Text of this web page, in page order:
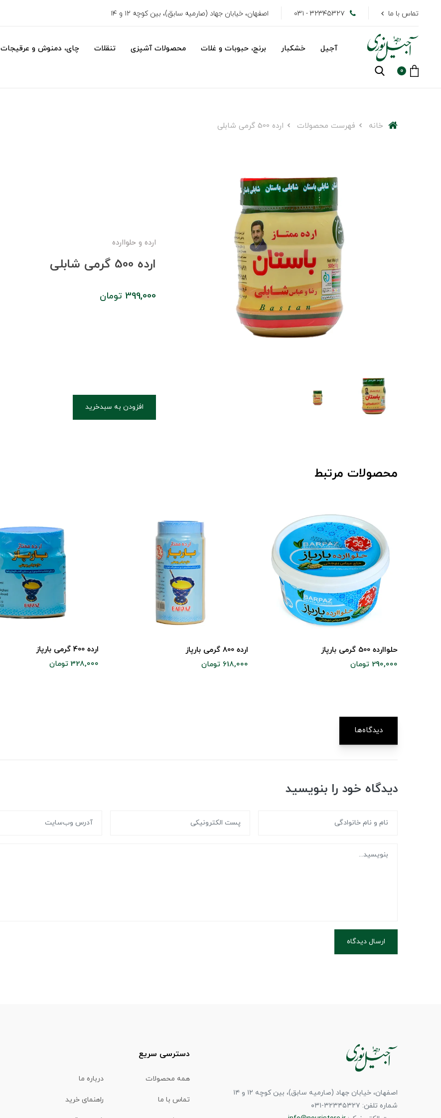
تماس با ما ۳۲۳۴۵۳۲۷ - ۰۳۱ اصفهان، خیابان جهاد (صارمیه سابق)، بین کوچه ۱۲ و ۱۴
آجیل خشکبار برنج، حبوبات و غلات محصولات آشپزی تنقلات چای، دمنوش و عرقیجات
0
خانه فهرست محصولات ارده 500 گرمی شابلی
ارده و حلواارده
ارده 500 گرمی شابلی
399,000 تومان
افزودن به سبدخرید
محصولات مرتبط
حلواارده 500 گرمی بارپاز
290,000 تومان
ارده 800 گرمی بارپاز
618,000 تومان
ارده 400 گرمی بارپاز
328,000 تومان
دیدگاه‌ها
دیدگاه خود را بنویسید
ارسال دیدگاه
اصفهان، خیابان جهاد (صارمیه سابق)، بین کوچه ۱۲ و ۱۴
شماره تلفن: ۳۲۳۴۵۳۲۷-۰۳۱
دسترسی سریع
همه محصولات درباره ما
تماس با ما راهنمای خرید